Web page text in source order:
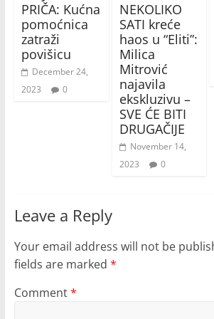
PRIČA: Kućna
pomoćnica
zatraži
povišicu
December 24,
2023
0
NEKOLIKO
SATI kreće
haos u “Eliti”:
Milica
Mitrović
najavila
ekskluzivu –
SVE ĆE BITI
DRUGAČIJE
November 14,
2023
0
Leave a Reply
Your email address will not be
fields are marked *
Comment*